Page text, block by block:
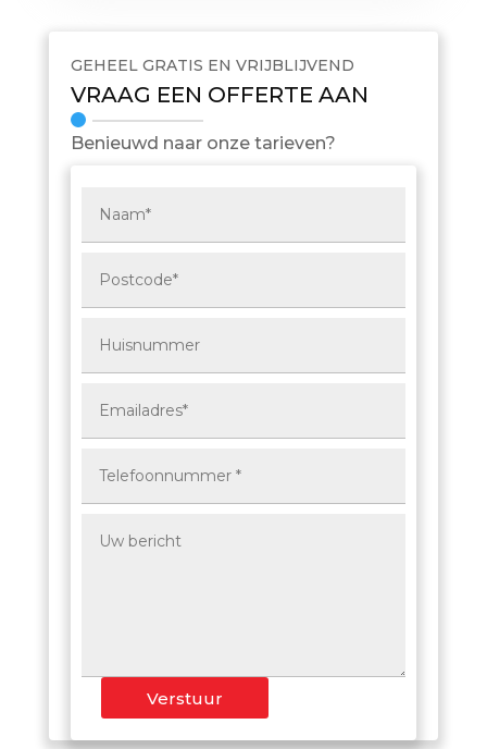
GEHEEL GRATIS EN VRIJBLIJVEND
VRAAG EEN OFFERTE AAN
Benieuwd naar onze tarieven?
Verstuur